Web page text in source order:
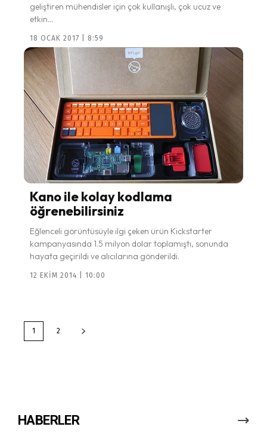
geliştiren mühendisler için çok kullanışlı, çok ucuz ve
etkin...
18 OCAK 2017 | 8:59
Kano ile kolay kodlama
öğrenebilirsiniz
Eğlenceli görüntüsüyle ilgi çeken ürün Kickstarter
kampanyasında 1.5 milyon dolar toplamıştı, sonunda
hayata geçirildi ve alıcılarına gönderildi.
12 EKIM 2014 | 10:00
1 2
HABERLER